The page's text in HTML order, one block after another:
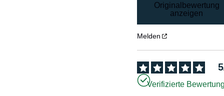
Originalbewertung
anzeigen
Melden
5
Verifizierte